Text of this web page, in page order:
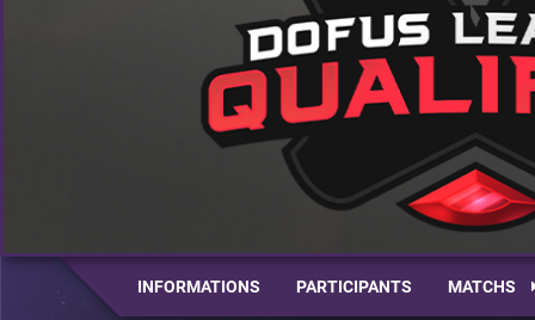
INFORMATIONS PARTICIPANTS MATCHS